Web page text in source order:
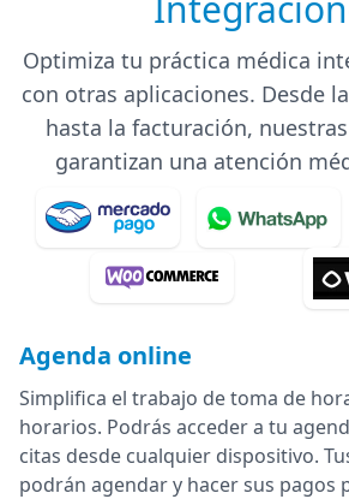
Optimiza tu práctica médica
con otras aplicaciones. Desde
hasta la facturación,
garantizan una atención
Agenda online
Simplifica el trabajo de toma de
horarios. Podrás acceder a tu
citas desde cualquier dispositivo.
podrán agendar y hacer sus pagos